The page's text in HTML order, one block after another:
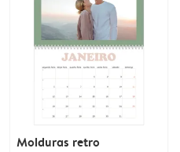
Molduras retro